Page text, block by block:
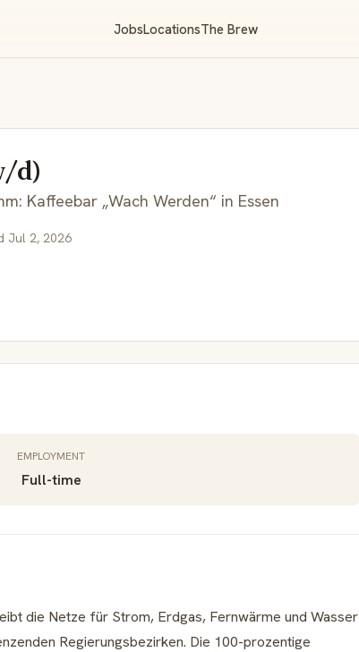
JobsLocationsThe Brew
d)
Kaffeebar „Wach Werden“ in Essen
Jul 2, 2026
EMPLOYMENT
Full-time
die Netze für Strom, Erdgas, Fernwärme und Wasser
Regierungsbezirken. Die 100-prozentige